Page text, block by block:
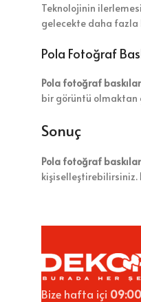
Teknolojinin
gelecekte daha fazla
Pola Fotoğraf
Pola fotoğraf
bir görüntü olmaktan
Sonuç
Pola fotoğraf
kişiselleştirebilirsiniz.
Bize hafta içi